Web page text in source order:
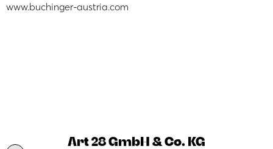
www.buchinger-austria.com
Art 28 GmbH & Co. KG